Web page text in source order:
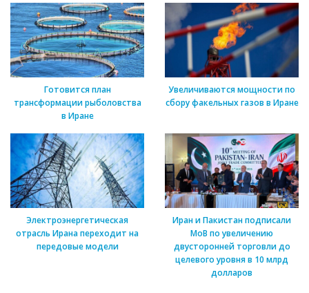
Готовится план
трансформации рыболовства
в Иране
Увеличиваются мощности по
сбору факельных газов в Иране
Электроэнергетическая
отрасль Ирана переходит на
передовые модели
Иран и Пакистан подписали
МоВ по увеличению
двусторонней торговли до
целевого уровня в 10 млрд
долларов